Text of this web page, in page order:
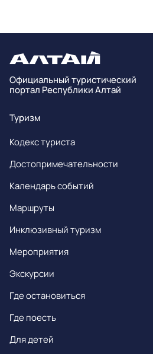
Официальный туристический
портал Республики Алтай
Туризм
Кодекс туриста
Достопримечательности
Календарь событий
Маршруты
Инклюзивный туризм
Мероприятия
Экскурсии
Где остановиться
Где поесть
Для детей